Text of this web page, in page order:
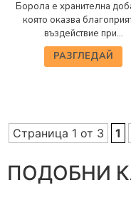
Борола е хранителна
която оказва
въздействие при...
РАЗГЛЕДАЙ
Страница 1 от 3 1
ПОДОБНИ